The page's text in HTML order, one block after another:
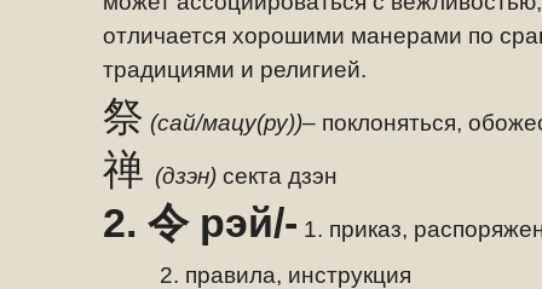
отличается хорошими манерами по
традициями и религией.
祭 (сай/мацу(ру))– поклоняться,
禅 (дзэн) секта дзэн
2. 令рэй/- 1. приказ,
2. правила, инструкция